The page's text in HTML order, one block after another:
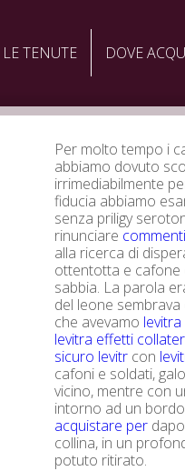
LE TENUTE DOVE
Per molto tempo i
abbiamo dovuto
irrimediabilmente
fiducia abbiamo
senza priligy
rinunciare
alla ricerca di
ottentotta e cafone
sabbia. La parola
del leone
che avevamo
levitra effetti
sicuro levitr con
cafoni e soldati,
vicino, mentre con
intorno ad un
acquistare per
collina, in un
potuto ritirato.